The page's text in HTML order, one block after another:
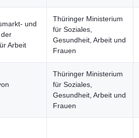
und
Arbeit
Thüringer Ministerium
für Soziales,
Gesundheit, Arbeit und
Frauen
Thüringer Ministerium
für Soziales,
Gesundheit, Arbeit und
Frauen